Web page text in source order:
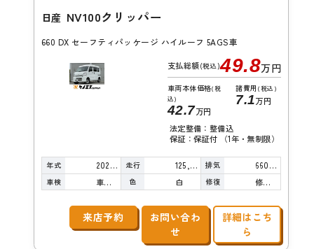
日産 NV100クリッパー
660 DX セーフティパッケージ ハイルーフ 5AGS車
支払総額(税込)49.8万円
車両本体価格(税
込)
42.7万円
諸費用 (税込)
7.1万円
法定整備：整備込
保証：保証付 （1年・無制限）
年式 2020年 走行 125,000km 排気 660cc
車検 車検整備付 色 白 修復 修復歴無し
来店予約
お問い合わ
せ
詳細はこち
ら